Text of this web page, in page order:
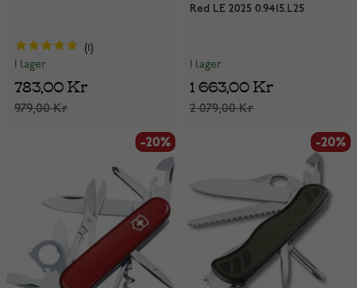
I lager
979,00 Kr
783,00 Kr
Red LE 2025 0.9415.L25
I lager
2 079,00 Kr
1 663,00 Kr
-20%
-20% -20%
-20%